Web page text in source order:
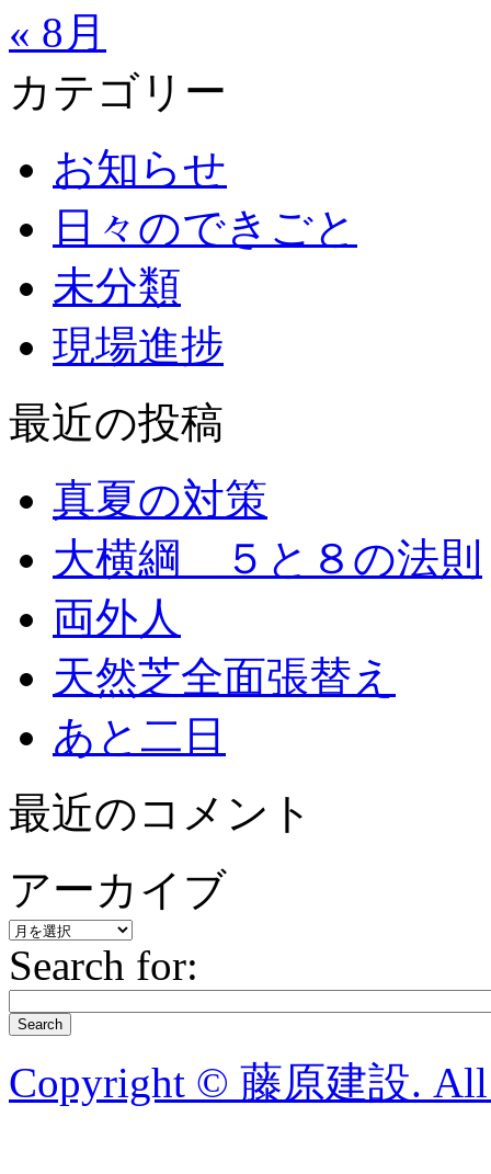
« 8月
カテゴリー
お知らせ
日々のできごと
未分類
現場進捗
最近の投稿
真夏の対策
大横綱 ５と８の法則
両外人
天然芝全面張替え
あと二日
最近のコメント
アーカイブ
ア
ー
カ
ブ
Search for:
Search
Copyright © 藤原建設. All